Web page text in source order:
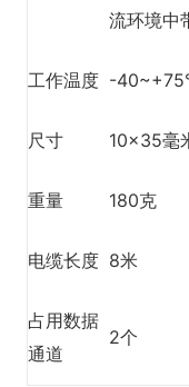
流环境中
工作温度 -
尺寸 10×35毫
重量 180克
电缆长度 8米
占用数据
通道
2个